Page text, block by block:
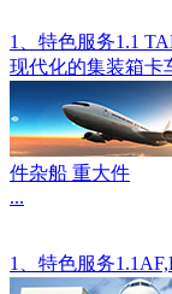
1、特色服务1.1
现代化的集装箱卡
件杂船 重大件
...
1、特色服务